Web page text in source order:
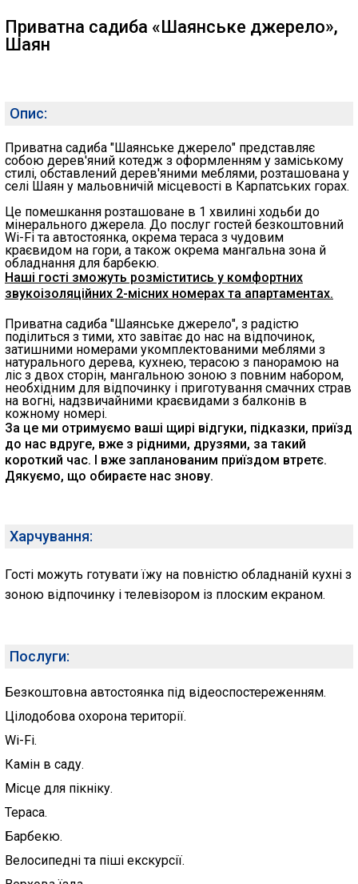
Приватна садиба «Шаянське джерело»,
Шаян
Опис:
Приватна садиба "Шаянське джерело" представляє
собою дерев'яний котедж з оформленням у заміському
стилі, обставлений дерев'яними меблями, розташована у
селі Шаян у мальовничій місцевості в Карпатських горах.
Це помешкання розташоване в 1 хвилині ходьби до
мінерального джерела. До послуг гостей безкоштовний
Wi-Fi та автостоянка, окрема тераса з чудовим
краєвидом на гори, а також окрема мангальна зона й
обладнання для барбекю.
Наші гості зможуть розміститись у комфортних
звукоізоляційних 2-місних номерах та апартаментах.
Приватна садиба "Шаянське джерело", з радістю
поділиться з тими, хто завітає до нас на відпочинок,
затишними номерами укомплектованими меблями з
натурального дерева, кухнею, терасою з панорамою на
ліс з двох сторін, мангальною зоною з повним набором,
необхідним для відпочинку і приготування смачних страв
на вогні, надзвичайними краєвидами з балконів в
кожному номері.
За це ми отримуємо ваші щирі відгуки, підказки, приїзд
до нас вдруге, вже з рідними, друзями, за такий
короткий час. І вже запланованим приїздом втретє.
Дякуємо, що обираєте нас знову.
Харчування:
Гості можуть готувати їжу на повністю обладнаній кухні з
зоною відпочинку і телевізором із плоским екраном.
Послуги:
Безкоштовна автостоянка під відеоспостереженням.
Цілодобова охорона території.
Wi-Fi.
Камін в саду.
Місце для пікніку.
Тераса.
Барбекю.
Велосипедні та піші екскурсії.